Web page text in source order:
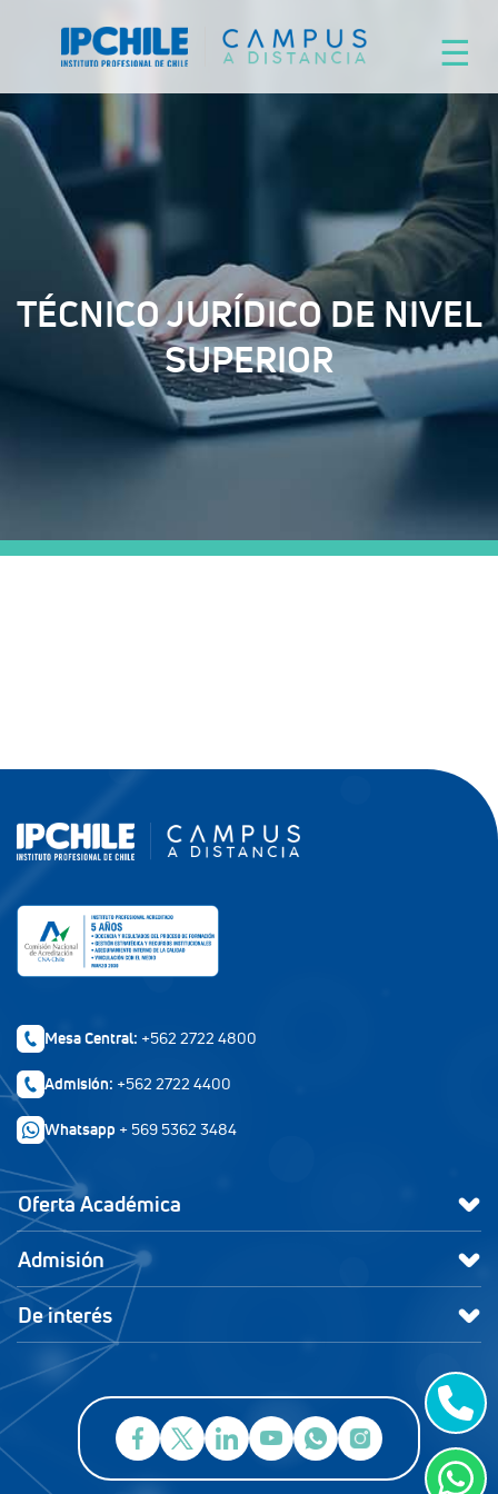
×
☰
TÉCNICO JURÍDICO DE NIVEL
SUPERIOR
Mesa Central: +562 2722 4800
Admisión: +562 2722 4400
Whatsapp + 569 5362 3484
Oferta Académica
Admisión
De interés